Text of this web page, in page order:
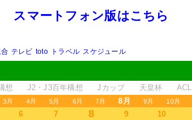
スマートフォン版はこちら
テレビ toto トラベル スケジュール
想 J2・J3百年構想 Jカップ 天皇杯 ACL
3月 4月 5月 6月 7月 8月 9月 10月
6 7 8 9 10